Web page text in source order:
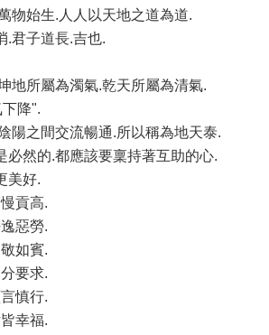
物始生.人人以天地之道為道.
.君子道長.吉也.
地所屬為濁氣.乾天所屬為清氣.
降".
陽之間交流暢通.所以稱為地天泰.
必然的.都應該要稟持著互助的心.
美好.
貢高.
惡勞.
如賓.
要求.
慎行.
幸福.